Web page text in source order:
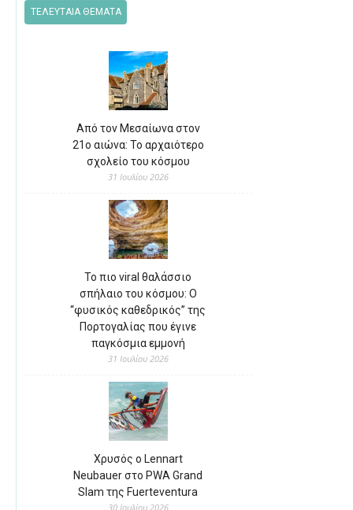
ΤΕΛΕΥΤΑΙΑ ΘΕΜΑΤΑ
Από τον Μεσαίωνα στον
21ο αιώνα: Το αρχαιότερο
σχολείο του κόσμου
31 Ιουλίου 2026
Το πιο viral θαλάσσιο
σπήλαιο του κόσμου: Ο
“φυσικός καθεδρικός” της
Πορτογαλίας που έγινε
παγκόσμια εμμονή
31 Ιουλίου 2026
Χρυσός ο Lennart
Neubauer στο PWA Grand
Slam της Fuerteventura
30 Ιουλίου 2026